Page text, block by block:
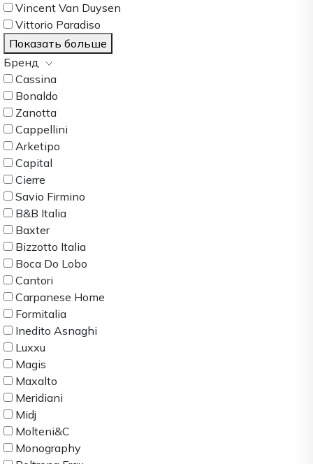
Vincent Van Duysen
Vittorio Paradiso
Показать больше
Бренд
Cassina
Bonaldo
Zanotta
Cappellini
Arketipo
Capital
Cierre
Savio Firmino
B&B Italia
Baxter
Bizzotto Italia
Boca Do Lobo
Cantori
Carpanese Home
Formitalia
Inedito Asnaghi
Luxxu
Magis
Maxalto
Meridiani
Midj
Molteni&C
Monography